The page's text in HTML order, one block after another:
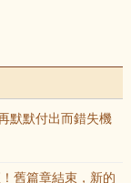
默默付出而錯失機
舊篇章結束，新的